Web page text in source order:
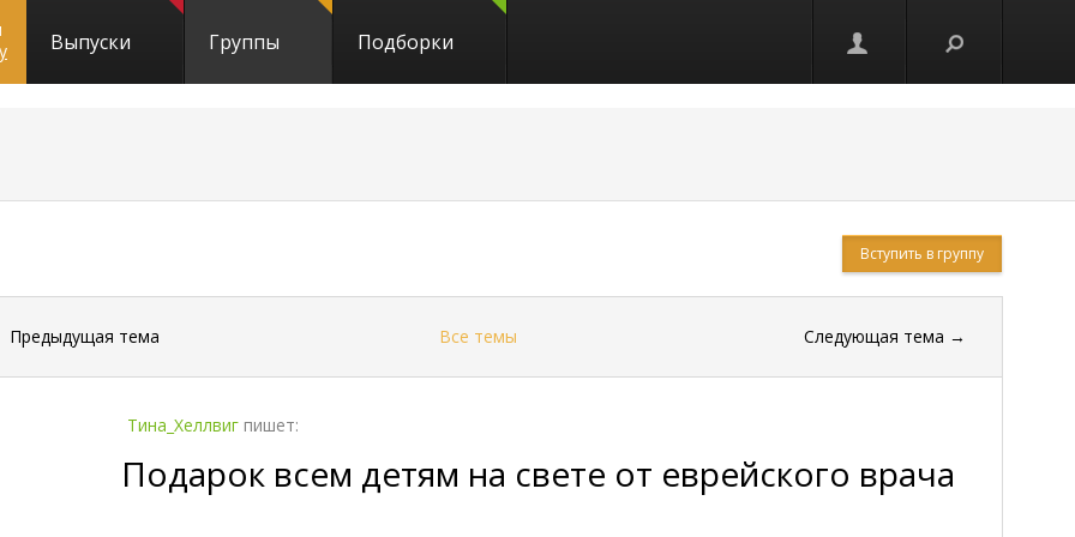
Выпуски Группы Подборки
Вступить в группу
Предыдущая тема Все темы Следующая тема →
Тина_Хеллвиг пишет:
Подарок всем детям на свете от еврейского врача